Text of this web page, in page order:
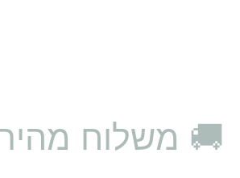
🚚 משלוח